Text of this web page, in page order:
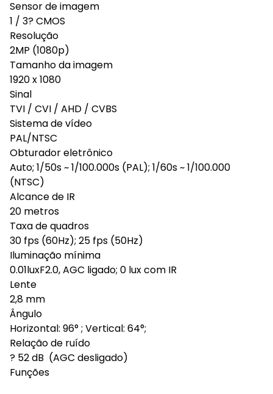
Sensor de imagem
1 / 3? CMOS
Resolução
2MP (1080p)
Tamanho da imagem
1920 x 1080
Sinal
TVI / CVI / AHD / CVBS
Sistema de vídeo
PAL/NTSC
Obturador eletrônico
Auto; 1/50s ~ 1/100.000s (PAL); 1/60s ~ 1/100.000
(NTSC)
Alcance de IR
20 metros
Taxa de quadros
30 fps (60Hz); 25 fps (50Hz)
Iluminação mínima
0.01luxF2.0, AGC ligado; 0 lux com IR
Lente
2,8 mm
Ângulo
Horizontal: 96° ; Vertical: 64°;
Relação de ruído
? 52 dB (AGC desligado)
Funções